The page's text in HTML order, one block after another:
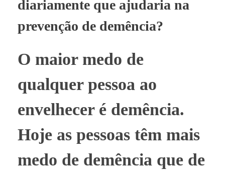
diariamente que ajudaria na
prevenção de demência?
O maior medo de
qualquer pessoa ao
envelhecer é demência.
Hoje as pessoas têm mais
medo de demência que de